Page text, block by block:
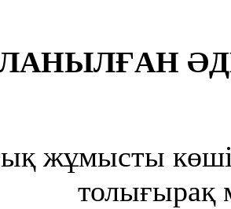
жұмысты
толығырақ